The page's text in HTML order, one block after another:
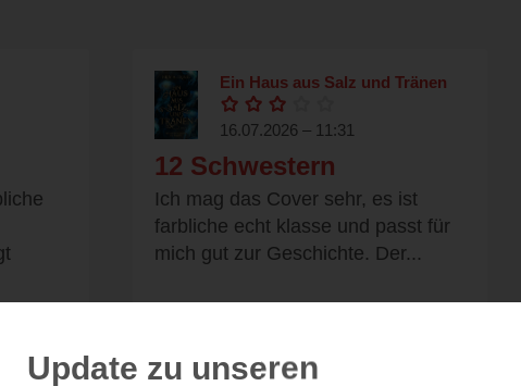
Ein Haus aus Salz und Tränen
16.07.2026 – 11:31
12 Schwestern
Ich mag das Cover sehr, es ist
farbliche echt klasse und passt für
mich gut zur Geschichte. Der...
Update zu unseren